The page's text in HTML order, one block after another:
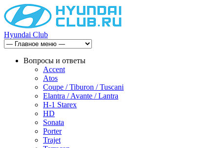
Hyundai Club
Вопросы и ответы
Accent
Atos
Coupe / Tiburon / Tuscani
Elantra / Avante / Lantra
H-1 Starex
HD
Sonata
Porter
Trajet